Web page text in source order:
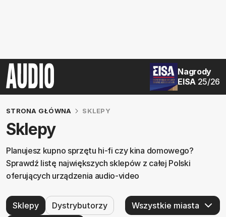
Nagrody
EISA 25/26
STRONA GŁÓWNA SKLEPY
Sklepy
Planujesz kupno sprzętu hi-fi czy kina domowego?
Sprawdź listę największych sklepów z całej Polski
oferujących urządzenia audio-video
Sklepy
Dystrybutorzy